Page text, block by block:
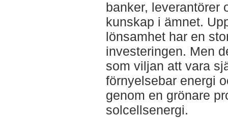
banker, leverantörer
kunskap i ämnet.
lönsamhet har en
investeringen. Men
som viljan att vara
förnyelsebar energi
genom en grönare
solcellsenergi.